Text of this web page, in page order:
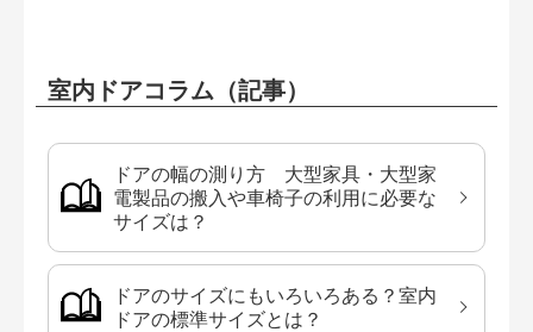
室内ドアコラム（記事）
ドアの幅の測り方 大型家具・大型家
電製品の搬入や車椅子の利用に必要な
サイズは？
ドアのサイズにもいろいろある？室内
ドアの標準サイズとは？